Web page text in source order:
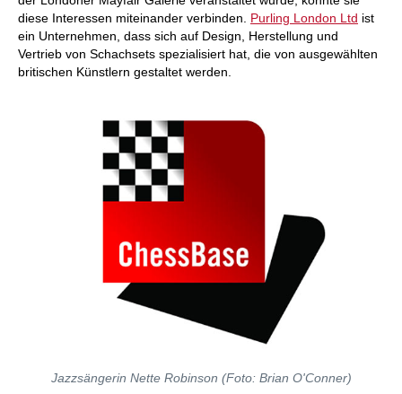
diese Interessen miteinander verbinden. Purling London Ltd ist
ein Unternehmen, dass sich auf Design, Herstellung und
Vertrieb von Schachsets spezialisiert hat, die von ausgewählten
britischen Künstlern gestaltet werden.
Jazzsängerin Nette Robinson (Foto: Brian O'Conner)